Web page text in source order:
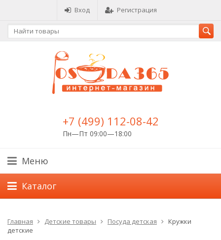
Вход Регистрация
+7 (499) 112-08-42
Пн—Пт 09:00—18:00
Меню
Каталог
Главная Детские товары Посуда детская
Кружки
детские